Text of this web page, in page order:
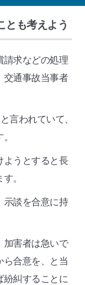
とも考えよう
請求などの処理
交通事故当事者
言われていて、
ようとすると長
。
示談を合意に持
加害者は急いで
ら合意を、と当
紛糾することに